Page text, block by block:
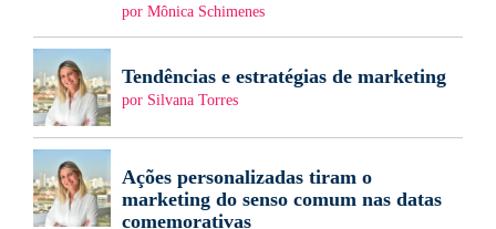
por Mônica Schimenes
Tendências e estratégias de marketing
por Silvana Torres
Ações personalizadas tiram o
marketing do senso comum nas datas
comemorativas